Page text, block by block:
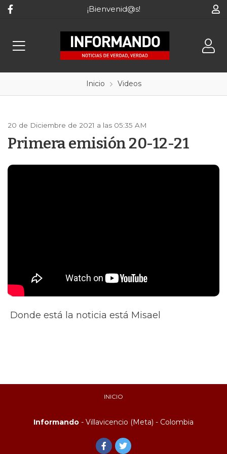
¡Bienvenid@s!
Inicio Videos
20 de Diciembre de 2021 a las 05:35 AM
Primera emisión 20-12-21
Donde está la noticia está Misael
INICIO
Informando - Villavicencio (Meta) - Colombia